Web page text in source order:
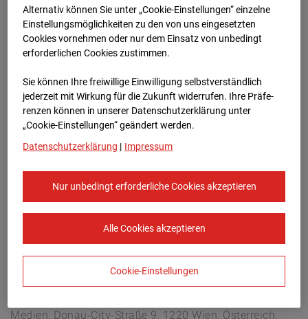
Hettenheuvelweg 16, 1101 BN Amsterdam
Zur Übersicht
Europe/Amsterdam
Medien, Donau-City-Straße 9, 1220 Wien, Österreich,
Alternativ können Sie unter „Cookie-Einstellungen“ einzelne
Einstellungsmöglichkeiten zu den von uns eingesetzten
Cookies vornehmen oder nur dem Einsatz von unbedingt
erforderlichen Cookies zustimmen.
Sie können Ihre freiwillige Einwilligung selbstverständlich
jederzeit mit Wirkung für die Zukunft widerrufen. Ihre Prä­fe­
renzen können in unserer Datenschutzerklärung unter
„Cookie-Einstellungen“ geändert werden.
Datenschutzerklärung | Impressum
Nur unbedingt erforderliche Cookies akzeptieren
Alle Cookies akzeptieren
Cookie-Einstellungen